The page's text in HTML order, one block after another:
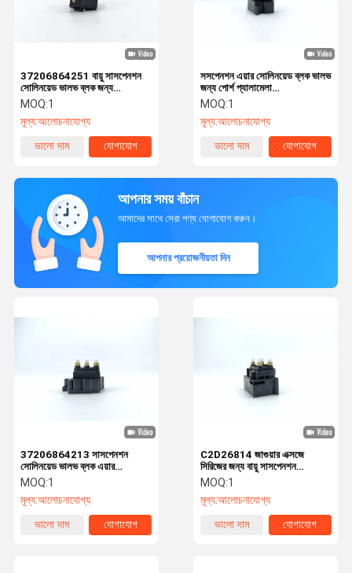
37206864251 বায়ু সাসপেনশন
সোলিনয়েড ভালভ ব্লক জন্য
বিএমডব্লিউ 550i / 740i
MOQ:1
মূল্য:আলোচনাযোগ্য
ভালো দাম
যোগাযোগ
সসপেনশন এয়ার সোলিনয়েড ব্লক ভালভ
জন্য পোর্শ প্যালামেলা
971616006B
MOQ:1
মূল্য:আলোচনাযোগ্য
ভালো দাম
যোগাযোগ
আপনার সময় বাঁচান
আমাদের সাথে সেরা পণ্য যোগাযোগ করুন।
আপনার প্রয়োজনীয়তা দিন
C2D26814 জাগুয়ার এক্সজে
সিরিজের জন্য বায়ু সাসপেনশন
সোলিনয়েড ভালভ ব্লক
MOQ:1
মূল্য:আলোচনাযোগ্য
ভালো দাম
যোগাযোগ
37206864213 সাসপেনশন
সোলিনয়েড ভালভ ব্লক এয়ার
সাসপেনশন জন্য রোলস রয়স ভূত
MOQ:1
মূল্য:আলোচনাযোগ্য
ভালো দাম
যোগাযোগ